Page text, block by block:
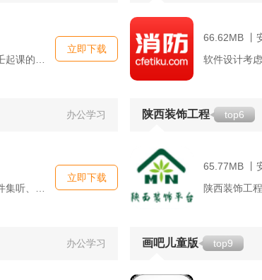
软件囊括了大六壬起课的全面流程，包括但不限于基础起课、神煞分...
立即下载
66.62MB 丨
办公学习
口袋儿童故事软件集听、说、读、玩于一体，不仅有专业配音的故事...
立即下载
陕西装饰工程 top6
65.77MB 丨
办公学习 画吧儿童版 top9